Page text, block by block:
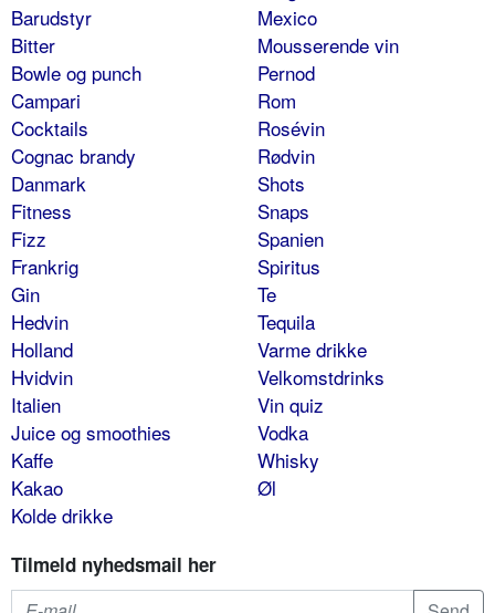
Barudstyr
Bitter
Bowle og punch
Campari
Cocktails
Cognac brandy
Danmark
Fitness
Fizz
Frankrig
Gin
Hedvin
Holland
Hvidvin
Italien
Juice og smoothies
Kaffe
Kakao
Kolde drikke
Mexico
Mousserende vin
Pernod
Rom
Rosévin
Rødvin
Shots
Snaps
Spanien
Spiritus
Te
Tequila
Varme drikke
Velkomstdrinks
Vin quiz
Vodka
Whisky
Øl
Tilmeld nyhedsmail her